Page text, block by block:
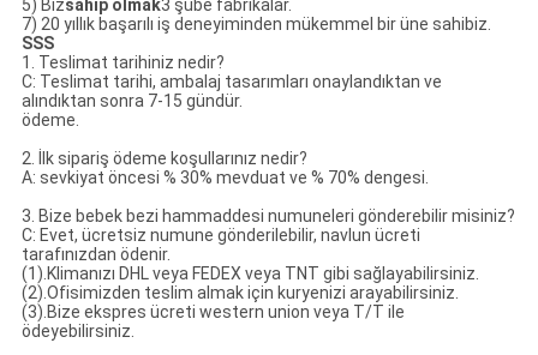
5) Bizsahip olmak3 şube fabrikalar.
7) 20 yıllık başarılı iş deneyiminden mükemmel bir üne sahibiz.
SSS
1. Teslimat tarihiniz nedir?
C: Teslimat tarihi, ambalaj tasarımları onaylandıktan ve
alındıktan sonra 7-15 gündür.
ödeme.
2. İlk sipariş ödeme koşullarınız nedir?
A: sevkiyat öncesi % 30% mevduat ve % 70% dengesi.
3. Bize bebek bezi hammaddesi numuneleri gönderebilir misiniz?
C: Evet, ücretsiz numune gönderilebilir, navlun ücreti
tarafınızdan ödenir.
(1).Klimanızı DHL veya FEDEX veya TNT gibi sağlayabilirsiniz.
(2).Ofisimizden teslim almak için kuryenizi arayabilirsiniz.
(3).Bize ekspres ücreti western union veya T/T ile
ödeyebilirsiniz.